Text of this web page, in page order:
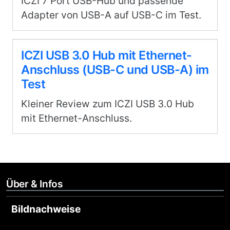
Adapter von USB-A auf USB-C im Test.
ICZI USB 3.0 Hub mit Ethernet-
Anschluss (USB-C und USB-A) im
Test
Kleiner Review zum ICZI USB 3.0 Hub
mit Ethernet-Anschluss.
Über & Infos
Bildnachweise